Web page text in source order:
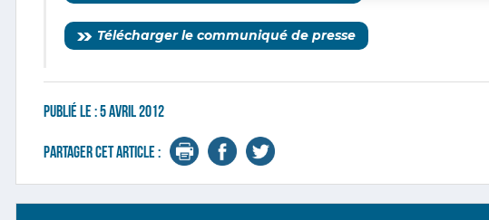
Télécharger le communiqué de presse
Publié le :5 avril 2012
Partager cet article :